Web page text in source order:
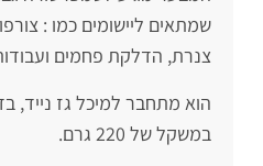
שמתאים ליישומים כמו :
צנרת, הדלקת פחמים
הוא מתחבר למיכל גז נייד,
במשקל של 220 גרם.